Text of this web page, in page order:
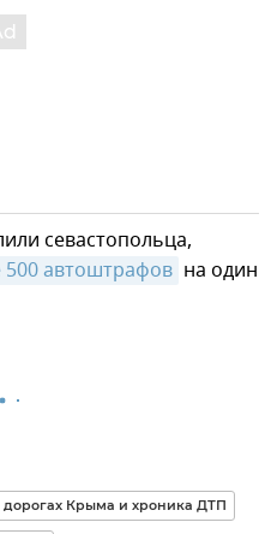
севастопольца,
500 автоштрафов на один
дорогах Крыма и хроника ДТП